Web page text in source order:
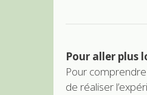
Pour aller plus
Pour
de réaliser